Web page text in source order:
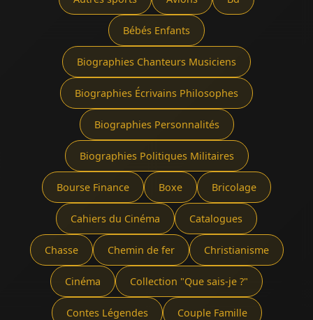
Bébés Enfants
Biographies Chanteurs Musiciens
Biographies Écrivains Philosophes
Biographies Personnalités
Biographies Politiques Militaires
Bourse Finance Boxe Bricolage
Cahiers du Cinéma Catalogues
Chasse Chemin de fer Christianisme
Cinéma Collection "Que sais-je ?"
Contes Légendes Couple Famille